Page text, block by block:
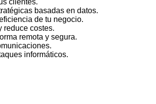
clientes.
basadas en datos.
de tu negocio.
reduce costes.
remota y segura.
informáticos.